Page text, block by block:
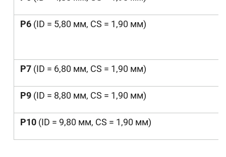
P6 (ID = 5,80 мм, CS = 1,90 мм)
P7 (ID = 6,80 мм, CS = 1,90 мм)
P9 (ID = 8,80 мм, CS = 1,90 мм)
P10 (ID = 9,80 мм, CS = 1,90 мм)